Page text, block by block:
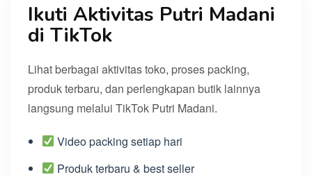
Ikuti Aktivitas Putri Madani
di TikTok
Lihat berbagai aktivitas toko, proses packing,
produk terbaru, dan perlengkapan butik lainnya
langsung melalui TikTok Putri Madani.
Video packing setiap hari
Produk terbaru & best seller